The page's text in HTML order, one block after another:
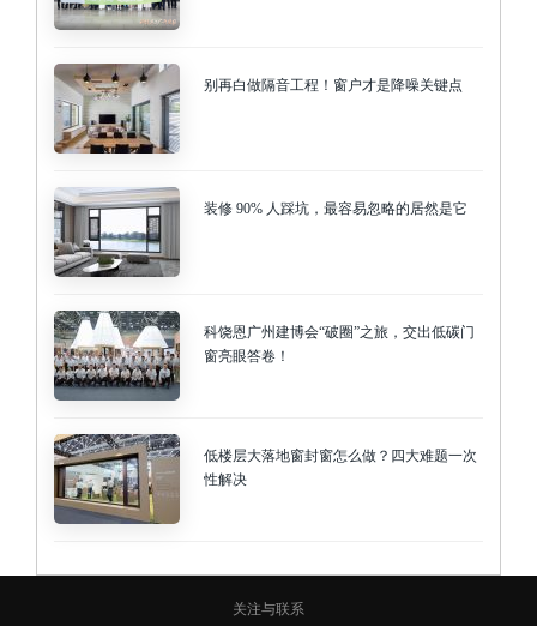
别再白做隔音工程！窗户才是降噪关键点
装修 90% 人踩坑，最容易忽略的居然是它
科饶恩广州建博会“破圈”之旅，交出低碳门
窗亮眼答卷！
低楼层大落地窗封窗怎么做？四大难题一次
性解决
关注与联系